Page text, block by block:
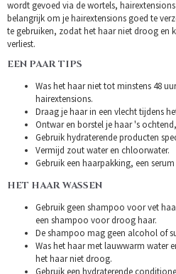
wordt gevoed via de wortels,
belangrijk om je hairextensions goed te
te gebruiken, zodat het haar niet droog en
verliest.
EEN PAAR TIPS
Was het haar niet tot minstens 48
hairextensions.
Draag je haar in een vlecht tijdens
Ontwar en borstel je haar 's
Gebruik hydraterende producten
Vermijd zout water en chloorwater.
Gebruik een haarpakking, een
HET HAAR WASSEN
Gebruik geen shampoo voor vet
een shampoo voor droog haar.
De shampoo mag geen alcohol of
Was het haar met lauwwarm water
het haar niet droog.